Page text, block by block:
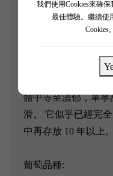
我們使用Cookies來確
最佳體驗。繼續使
Cookies
「這款 1982 年的葡
紫色調，以及一組
體中等至濃郁，單
滑。 它似乎已經完
中再存放 10 年以上
葡萄品種: